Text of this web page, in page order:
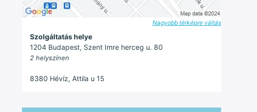
Nagyobb térképre váltás
Szolgáltatás helye
1204 Budapest, Szent Imre herceg u. 80
2 helyszínen
8380 Hévíz, Attila u 15